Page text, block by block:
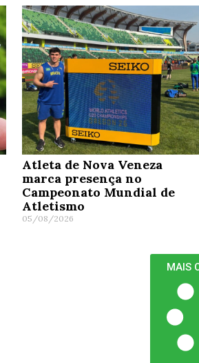
Atleta de Nova Veneza
marca presença no
Campeonato Mundial de
Atletismo
05/08/2026
MAIS